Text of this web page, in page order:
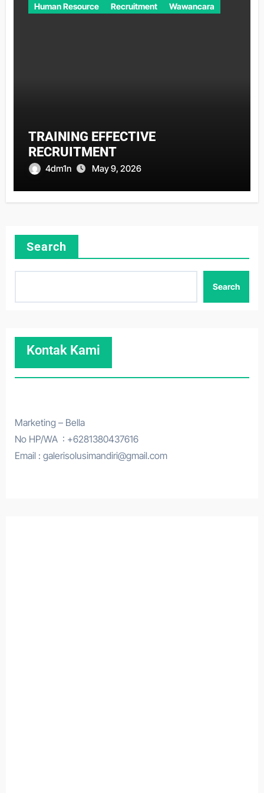
Human Resource Recruitment Wawancara
TRAINING EFFECTIVE
RECRUITMENT
4dm1n May 9, 2026
Search
Search
Kontak Kami
Marketing – Bella
No HP/WA : +6281380437616
Email : galerisolusimandiri@gmail.com